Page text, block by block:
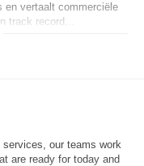
en vertaalt commerciële
track record...
our teams work
are ready for today and